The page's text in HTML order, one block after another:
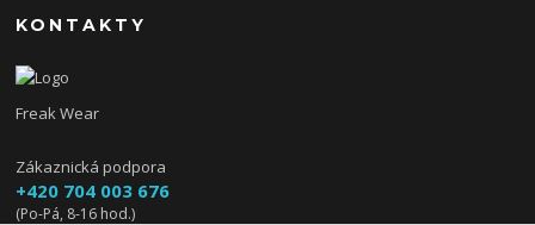
KONTAKTY
Freak Wear
Zákaznická podpora
+420 704 003 676
(Po-Pá, 8-16 hod.)